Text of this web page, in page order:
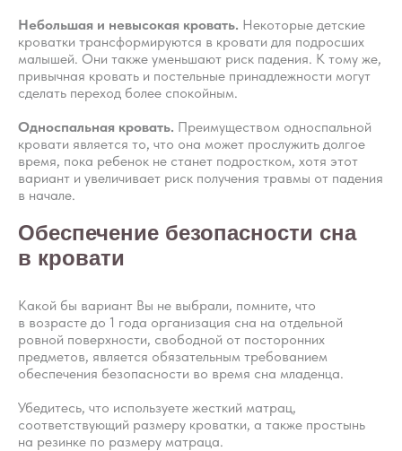
Небольшая и невысокая кровать. ​Некоторые детские
кроватки трансформируются в кровати для подросших
малышей. Они также уменьшают риск падения. К тому же,
привычная кровать и постельные принадлежности могут
сделать переход более спокойным.
Односпальная кровать. ​Преимуществом односпальной
кровати является то, что она может прослужить долгое
время, пока ребенок не станет подростком, хотя этот
вариант и увеличивает риск получения травмы от падения
в начале.
Обеспечение безопасности сна
в кровати
Какой бы вариант Вы не выбрали, помните, что
в возрасте до 1 года организация сна на отдельной
ровной поверхности, свободной от посторонних
предметов, является обязательным требованием
обеспечения безопасности во время сна младенца.
Убедитесь, что используете жесткий матрац,
соответствующий размеру кроватки, а также простынь
на резинке по размеру матраца.
Хотите наладить
сон ребёнка?